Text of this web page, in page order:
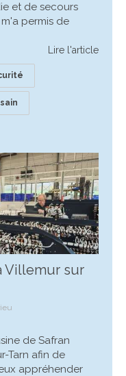
et de secours
permis de
Lire l'article
Villemur sur
de Safran
Tarn afin de
appréhender